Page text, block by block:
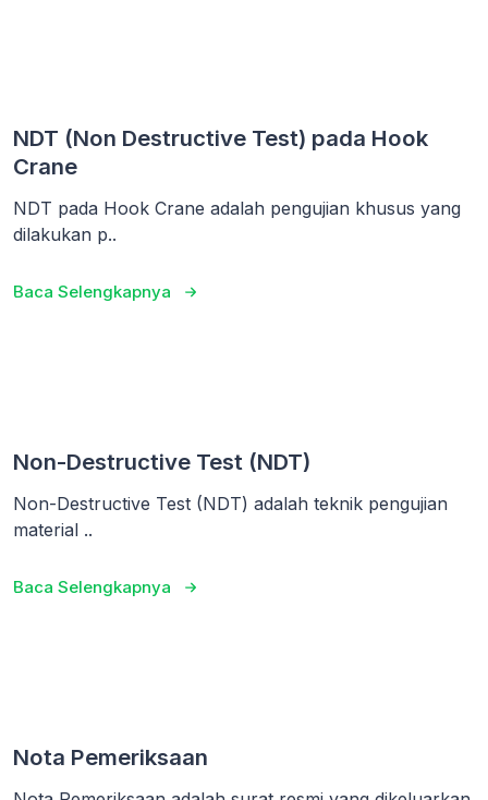
NDT (Non Destructive Test) pada Hook
Crane
NDT pada Hook Crane adalah pengujian khusus yang
dilakukan p..
Baca Selengkapnya
Non-Destructive Test (NDT)
Non-Destructive Test (NDT) adalah teknik pengujian
material ..
Baca Selengkapnya
Nota Pemeriksaan